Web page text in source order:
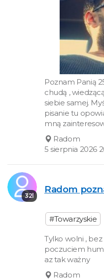
Poznam Panią
chudą ,
siebie samej.
pisanie tu
mną
Radom
5 sierpnia 2026
32l
Radom
#Towarzyskie
Tylko wolni ,
poczuciem
az tak ważny
Radom